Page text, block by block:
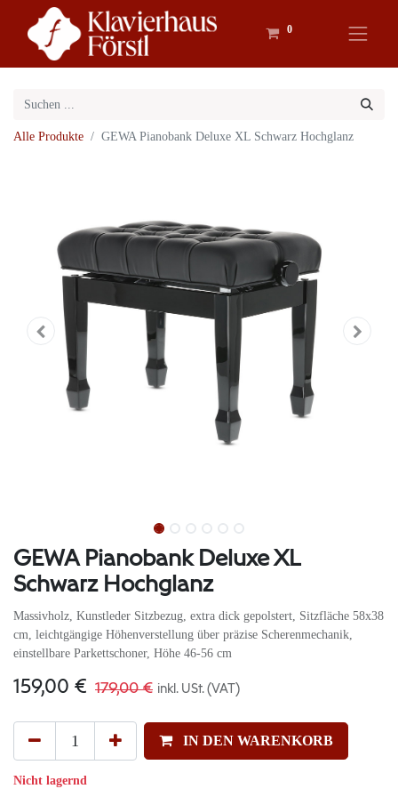
0
Alle Produkte GEWA Pianobank Deluxe XL Schwarz Hochglanz
GEWA Pianobank Deluxe XL
Schwarz Hochglanz
Massivholz, Kunstleder Sitzbezug, extra dick gepolstert, Sitzfläche 58x38
cm, leichtgängige Höhenverstellung über präzise Scherenmechanik,
einstellbare Parkettschoner, Höhe 46-56 cm
159,00 € 179,00€ inkl. USt. (VAT)
IN DEN WARENKORB
Nicht lagernd